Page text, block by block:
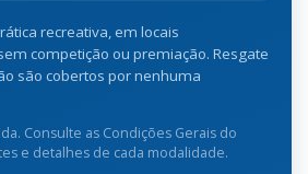
recreativa, em locais
competição ou premiação. Resgate
são cobertos por nenhuma
Consulte as Condições Gerais do
e detalhes de cada modalidade.